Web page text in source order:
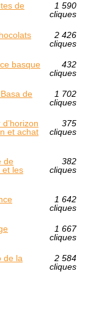
de
1 590
cliques
2 426
cliques
basque
432
cliques
de
1 702
cliques
et achat
375
cliques
de
et les
382
cliques
1 642
cliques
1 667
cliques
de la
2 584
cliques